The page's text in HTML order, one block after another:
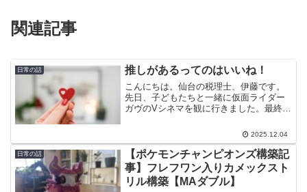
関連記事
日常の話 推しがあるってのはいいね！
こんにちは。仙台の税理士、伊藤です。
先日、子どもたちと一緒に仮面ライダー
ガヴのVシネマを観に行きました。最終回
満足。親子でしっかり楽しんできまし
た。大人だらけの劇場で気づいたことま
ず驚いたのが、お客さ...
2025.12.04
日常の話
【ポケモンチャンピオンズ構築記
事】フレフワン入りカメックスト
リル構築【MAダブル】